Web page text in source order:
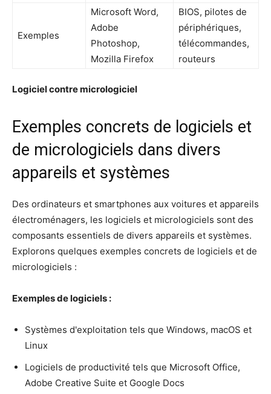
Exemples
Microsoft Word,
Adobe
Photoshop,
Mozilla Firefox
BIOS, pilotes de
périphériques,
télécommandes,
routeurs
Logiciel contre micrologiciel
Exemples concrets de logiciels et
de micrologiciels dans divers
appareils et systèmes
Des ordinateurs et smartphones aux voitures et appareils
électroménagers, les logiciels et micrologiciels sont des
composants essentiels de divers appareils et systèmes.
Explorons quelques exemples concrets de logiciels et de
micrologiciels :
Exemples de logiciels :
Systèmes d'exploitation tels que Windows, macOS et
Linux
Logiciels de productivité tels que Microsoft Office,
Adobe Creative Suite et Google Docs